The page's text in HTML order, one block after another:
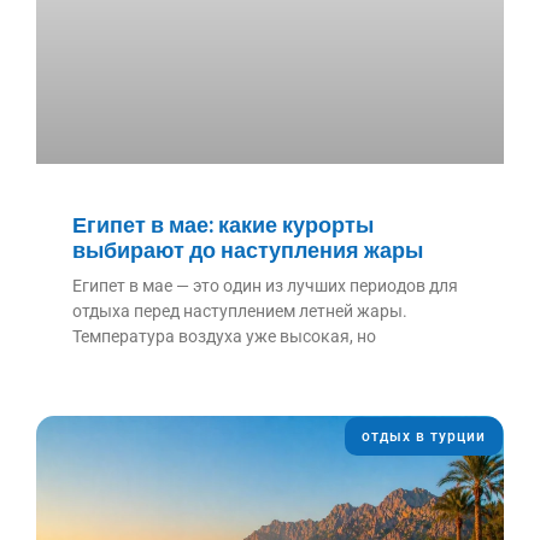
Египет в мае: какие курорты
выбирают до наступления жары
Египет в мае — это один из лучших периодов для
отдыха перед наступлением летней жары.
Температура воздуха уже высокая, но
отдых в турции